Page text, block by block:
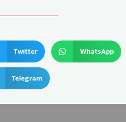
Twitter WhatsApp
Telegram